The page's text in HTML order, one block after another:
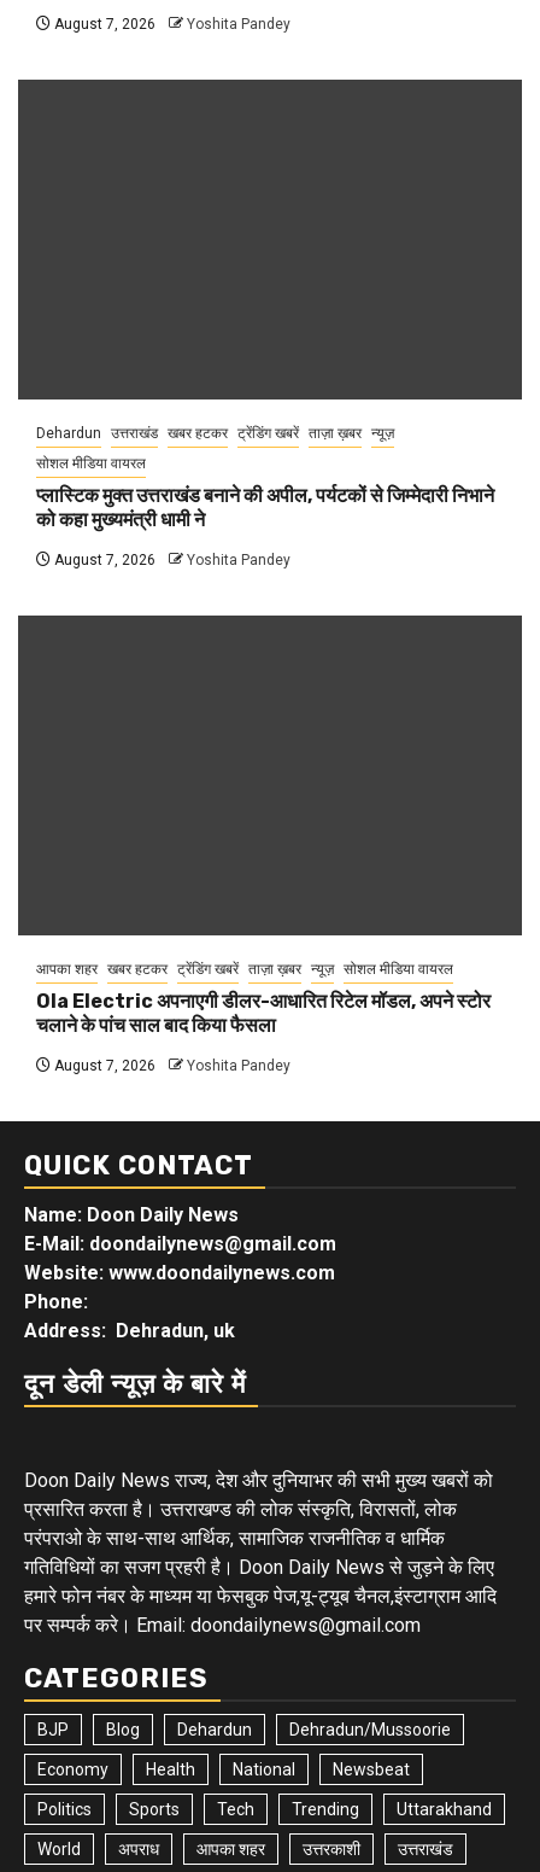
August 7, 2026 Yoshita Pandey
Dehardun उत्तराखंड खबर हटकर ट्रेंडिंग खबरें ताज़ा ख़बर न्यूज़
सोशल मीडिया वायरल
प्लास्टिक मुक्त उत्तराखंड बनाने की अपील, पर्यटकों से जिम्मेदारी निभाने
को कहा मुख्यमंत्री धामी ने
August 7, 2026 Yoshita Pandey
आपका शहर खबर हटकर ट्रेंडिंग खबरें ताज़ा ख़बर न्यूज़ सोशल मीडिया वायरल
Ola Electric अपनाएगी डीलर-आधारित रिटेल मॉडल, अपने स्टोर
चलाने के पांच साल बाद किया फैसला
August 7, 2026 Yoshita Pandey
QUICK CONTACT
Name: Doon Daily News
E-Mail: doondailynews@gmail.com
Website: www.doondailynews.com
Phone:
Address: Dehradun, uk
दून डेली न्यूज़ के बारे में
Doon Daily News राज्य, देश और दुनियाभर की सभी मुख्य खबरों को
प्रसारित करता है। उत्तराखण्ड की लोक संस्कृति, विरासतों, लोक
परंपराओ के साथ-साथ आर्थिक, सामाजिक राजनीतिक व धार्मिक
गतिविधियों का सजग प्रहरी है। Doon Daily News से जुड़ने के लिए
हमारे फोन नंबर के माध्यम या फेसबुक पेज,यू-ट्यूब चैनल,इंस्टाग्राम आदि
पर सम्पर्क करे। Email: doondailynews@gmail.com
CATEGORIES
BJP Blog Dehardun Dehradun/Mussoorie
Economy Health National Newsbeat
Politics Sports Tech Trending Uttarakhand
World अपराध आपका शहर उत्तरकाशी उत्तराखंड